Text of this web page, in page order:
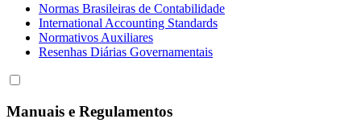
Normas Brasileiras de Contabilidade
International Accounting Standards
Normativos Auxiliares
Resenhas Diárias Governamentais
Manuais e Regulamentos